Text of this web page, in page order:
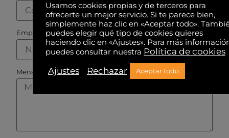
Empresa
Mensaje
Usamos cookies propias y de terceros para
ofrecerte un mejor servicio. Si te parece bien,
simplemente haz clic en «Aceptar todo».
puedes elegir qué tipo de cookies quieres
haciendo clic en «Ajustes». Para más
puedes consultar nuestra Política de cookies
Ajustes
Rechazar Aceptar todo